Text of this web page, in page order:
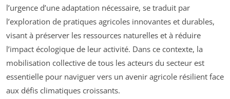
l’urgence d’une adaptation nécessaire, se traduit par
l’exploration de pratiques agricoles innovantes et durables,
visant à préserver les ressources naturelles et à réduire
l’impact écologique de leur activité. Dans ce contexte, la
mobilisation collective de tous les acteurs du secteur est
essentielle pour naviguer vers un avenir agricole résilient face
aux défis climatiques croissants.